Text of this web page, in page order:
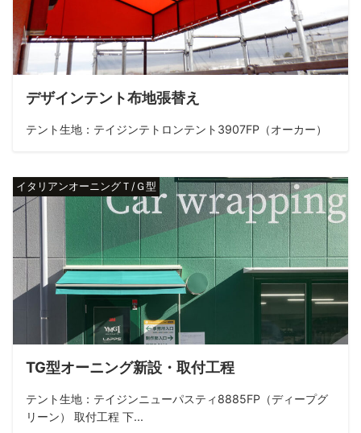
デザインテント布地張替え
テント生地：テイジンテトロンテント3907FP（オーカー）
イタリアンオーニングＴ/Ｇ型
TG型オーニング新設・取付工程
テント生地：テイジンニューパスティ8885FP（ディープグ
リーン） 取付工程 下...